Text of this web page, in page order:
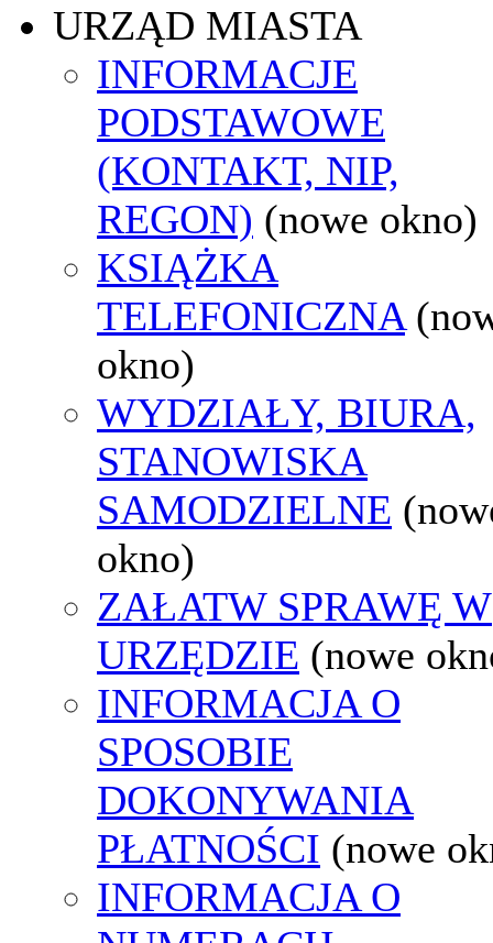
URZĄD MIASTA
INFORMACJE
PODSTAWOWE
(KONTAKT, NIP,
REGON) (nowe okno)
KSIĄŻKA
TELEFONICZNA
okno)
WYDZIAŁY, BIURA,
STANOWISKA
SAMODZIELNE
okno)
ZAŁATW SPRAWĘ W
URZĘDZIE (nowe
INFORMACJA O
SPOSOBIE
DOKONYWANIA
PŁATNOŚCI (nowe
INFORMACJA O